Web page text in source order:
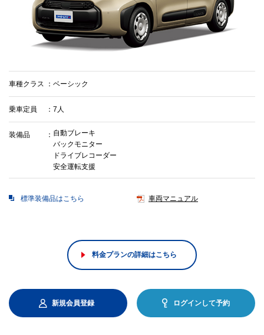
車種クラス ベーシック
乗車定員 7人
装備品
自動ブレーキ
バックモニター
ドライブレコーダー
安全運転支援
標準装備品はこちら 車両マニュアル
料金プランの詳細はこちら
新規会員登録 ログインして予約